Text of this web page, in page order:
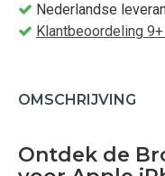
Nederlandse
Klantbeoordeling
OMSCHRIJVING
Ontdek de